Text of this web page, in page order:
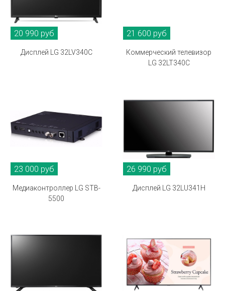
20 990 руб
Дисплей LG 32LV340C
21 600 руб
Коммерческий телевизор
LG 32LT340C
23 000 руб
Медиаконтроллер LG STB-
5500
26 990 руб
Дисплей LG 32LU341H